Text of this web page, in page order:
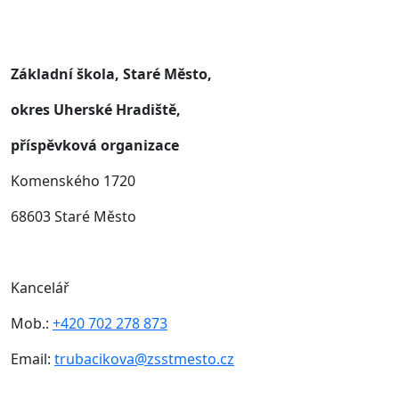
Základní škola, Staré Město,
okres Uherské Hradiště,
příspěvková organizace
Komenského 1720
68603 Staré Město
Kancelář
Mob.: +420 702 278 873
Email: trubacikova@zsstmesto.cz